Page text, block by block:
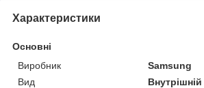
Характеристики
Основні
Виробник
Samsung
Вид
Внутрішній